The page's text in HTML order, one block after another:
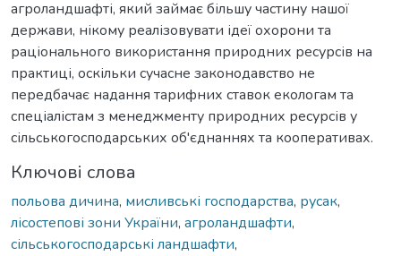
агроландшафті, який займає більшу частину нашої
держави, нікому реалізовувати ідеї охорони та
раціонального використання природних ресурсів на
практиці, оскільки сучасне законодавство не
передбачає надання тарифних ставок екологам та
спеціалістам з менеджменту природних ресурсів у
сільськогосподарських об'єднаннях та кооперативах.
Ключові слова
польова дичина, мисливські господарства, русак,
лісостепові зони України, агроландшафти,
сільськогосподарські ландшафти,